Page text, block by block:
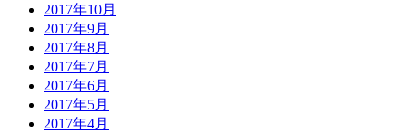
2017年10月
2017年9月
2017年8月
2017年7月
2017年6月
2017年5月
2017年4月